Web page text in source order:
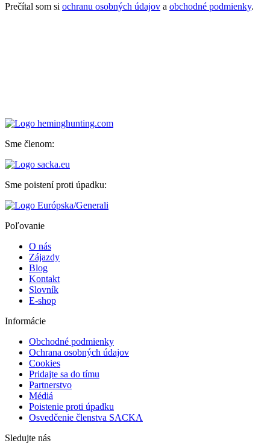
Prečítal som si ochranu osobných údajov a obchodné podmienky.
Sme členom:
Sme poistení proti úpadku:
Poľovanie
O nás
Zájazdy
Blog
Kontakt
Slovník
E-shop
Informácie
Obchodné podmienky
Ochrana osobných údajov
Cookies
Pridajte sa do tímu
Partnerstvo
Médiá
Poistenie proti úpadku
Osvedčenie členstva SACKA
Sledujte nás